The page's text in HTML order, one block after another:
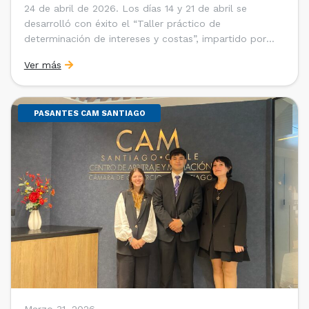
24 de abril de 2026. Los días 14 y 21 de abril se
desarrolló con éxito el “Taller práctico de
determinación de intereses y costas”, impartido por
Universidad Católica de Chile y Magíster en Economía
de la Universidad de Chicago) y María Luisa Petitpas
[…]
Ver más
PASANTES CAM SANTIAGO